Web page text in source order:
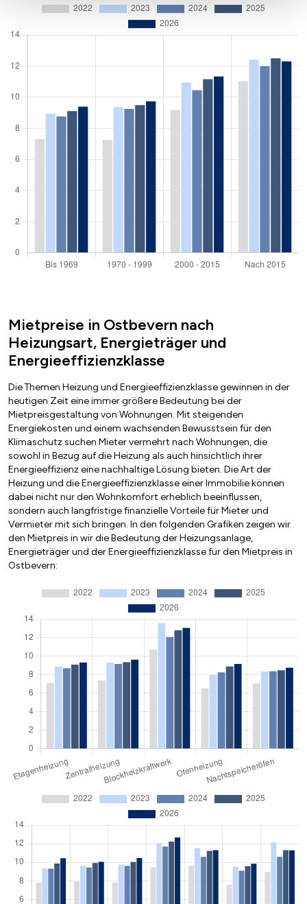
Mietpreise in Ostbevern nach
Heizungsart, Energieträger und
Energieeffizienzklasse
Die Themen Heizung und Energieeffizienzklasse gewinnen in der
heutigen Zeit eine immer größere Bedeutung bei der
Mietpreisgestaltung von Wohnungen. Mit steigenden
Energiekosten und einem wachsenden Bewusstsein für den
Klimaschutz suchen Mieter vermehrt nach Wohnungen, die
sowohl in Bezug auf die Heizung als auch hinsichtlich ihrer
Energieeffizienz eine nachhaltige Lösung bieten. Die Art der
Heizung und die Energieeffizienzklasse einer Immobilie können
dabei nicht nur den Wohnkomfort erheblich beeinflussen,
sondern auch langfristige finanzielle Vorteile für Mieter und
Vermieter mit sich bringen. In den folgenden Grafiken zeigen wir
den Mietpreis in wir die Bedeutung der Heizungsanlage,
Energieträger und der Energieeffizienzklasse für den Mietpreis in
Ostbevern: